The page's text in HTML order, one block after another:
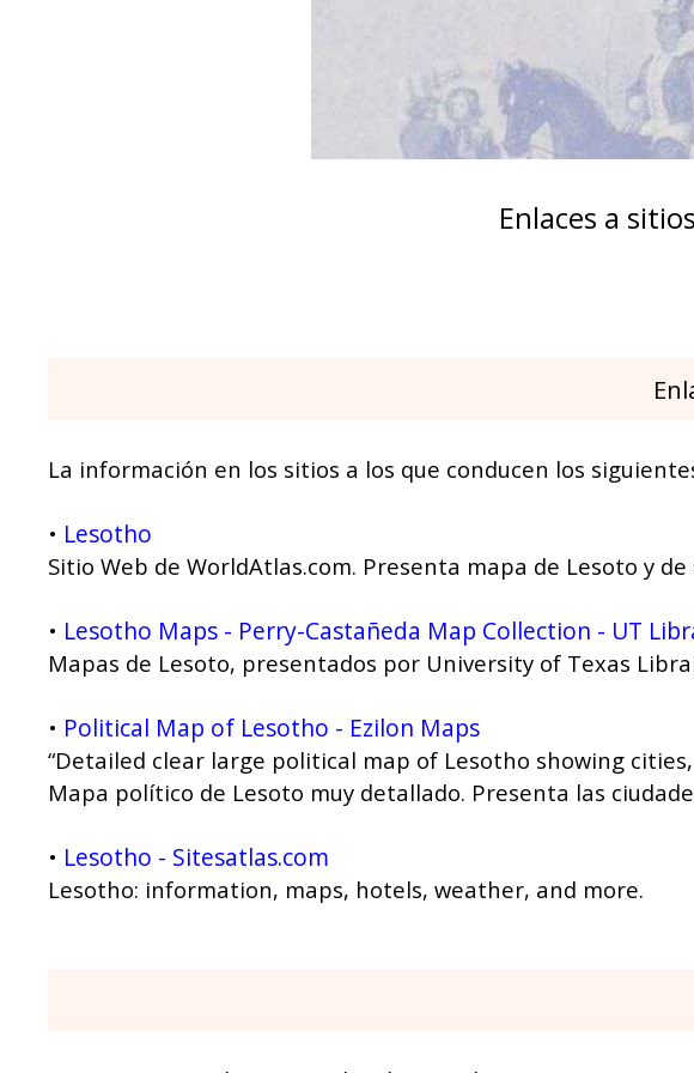
Enlaces a
La información en los sitios a los que conducen los
• Lesotho
Sitio Web de WorldAtlas.com. Presenta mapa de Lesoto y
• Lesotho Maps - Perry-Castañeda Map Collection - UT
Mapas de Lesoto, presentados por University of Texas
• Political Map of Lesotho - Ezilon Maps
“Detailed clear large political map of Lesotho showing
Mapa político de Lesoto muy detallado. Presenta las
• Lesotho - Sitesatlas.com
Lesotho: information, maps, hotels, weather, and more.